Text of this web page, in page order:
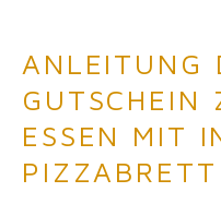
ANLEITUNG
GUTSCHEIN
ESSEN MIT
PIZZABRETT